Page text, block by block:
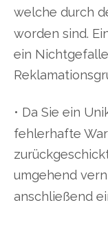
welche durch
worden sind.
ein
• Da Sie ein
fehlerhafte
umgehend
anschließend